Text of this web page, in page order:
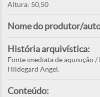
Altura: 50,50
Nome do produtor/
História arquivística:
Fonte imediata de aquisição
Hildegard Angel.
Conteúdo: